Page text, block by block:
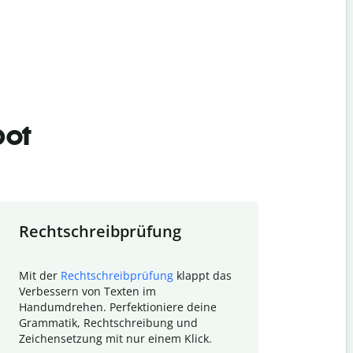
Rechtschreibprüfung
Mit der Rechtschreibprüfung klappt das
Verbessern von Texten im
Handumdrehen. Perfektioniere deine
Grammatik, Rechtschreibung und
Zeichensetzung mit nur einem Klick.